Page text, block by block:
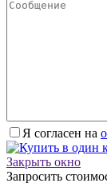
Я согласен на
Закрыть окно
Запросить